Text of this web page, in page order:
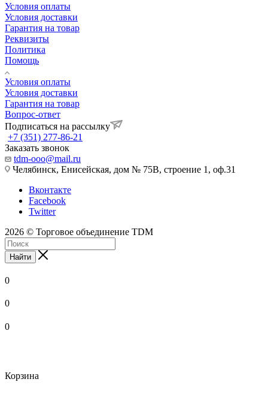
Условия оплаты
Условия доставки
Гарантия на товар
Реквизиты
Политика
Помощь
Условия оплаты
Условия доставки
Гарантия на товар
Вопрос-ответ
Подписаться на рассылку
+7 (351) 277-86-21
Заказать звонок
tdm-ooo@mail.ru
Челябинск, Енисейская, дом № 75В, строение 1, оф.31
Вконтакте
Facebook
Twitter
2026 © Торговое объединение TDM
Найти
0
0
0
Корзина